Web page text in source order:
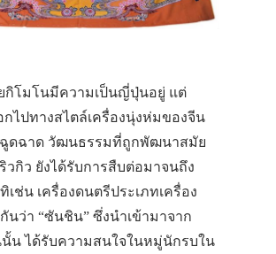
กิโมโนมีความเป็นญี่ปุ่นอยู่ แต่
กไปทางสไตล์เครื่องนุ่งห่มของจีน
ดฉาด วัฒนธรรมที่ถูกพัฒนาสมัย
วกิว ยังได้รับการสืบต่อมาจนถึง
เช่น เครื่องดนตรีประเภทเครื่อง
นว่า “ซันชิน” ซึ่งนำเข้ามาจาก
นั้น ได้รับความสนใจในหมู่นักรบใน